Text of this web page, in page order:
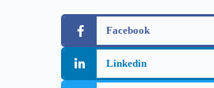
Facebook
Linkedin